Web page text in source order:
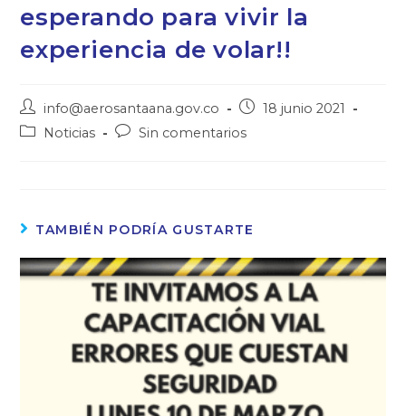
esperando para vivir la
experiencia de volar!!
info@aerosantaana.gov.co
18 junio 2021
Noticias
Sin comentarios
TAMBIÉN PODRÍA GUSTARTE